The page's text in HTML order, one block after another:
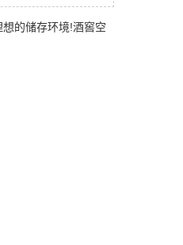
的储存环境!酒窖空